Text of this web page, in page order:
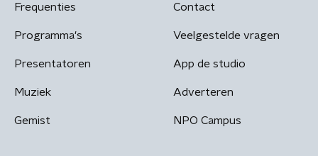
Frequenties
Programma's
Presentatoren
Muziek
Gemist
Contact
Veelgestelde vragen
App de studio
Adverteren
NPO Campus